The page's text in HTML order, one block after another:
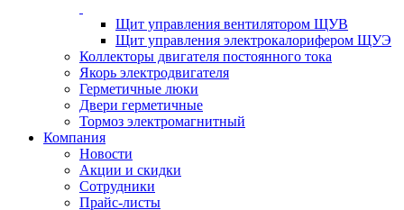
Щит управления вентилятором ЩУВ
Щит управления электрокалорифером ЩУЭ
Коллекторы двигателя постоянного тока
Якорь электродвигателя
Герметичные люки
Двери герметичные
Тормоз электромагнитный
Компания
Новости
Акции и скидки
Сотрудники
Прайс-листы